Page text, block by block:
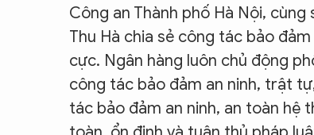
Công an Thành phố Hà Nội,
Thu Hà chia sẻ công tác bảo
cực. Ngân hàng luôn chủ động
công tác bảo đảm an ninh, trật
tác bảo đảm an ninh, an toàn hệ